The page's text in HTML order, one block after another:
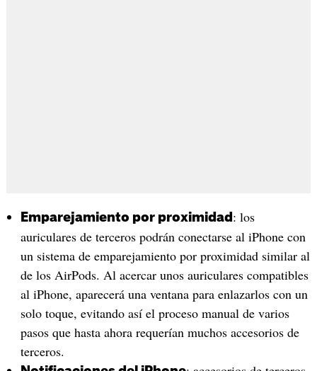
Emparejamiento por proximidad : los
auriculares de terceros podrán conectarse al iPhone con
un sistema de emparejamiento por proximidad similar al
de los AirPods. Al acercar unos auriculares compatibles
al iPhone, aparecerá una ventana para enlazarlos con un
solo toque, evitando así el proceso manual de varios
pasos que hasta ahora requerían muchos accesorios de
terceros.